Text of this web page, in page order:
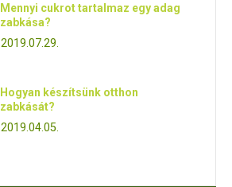
Mennyi cukrot tartalmaz egy adag
zabkása?
2019.07.29.
Hogyan készítsünk otthon
zabkását?
2019.04.05.